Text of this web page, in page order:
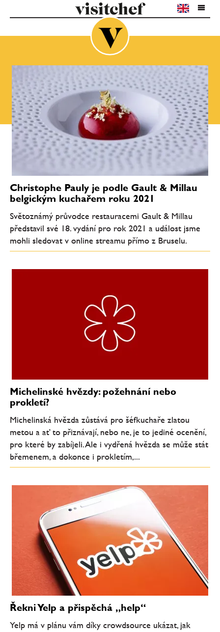
Christophe Pauly je podle Gault & Millau
belgickým kuchařem roku 2021
Světoznámý průvodce restauracemi Gault & Millau
představil své 18. vydání pro rok 2021 a událost jsme
mohli sledovat v online streamu přímo z Bruselu.
Michelinské hvězdy: požehnání nebo
prokletí?
Michelinská hvězda zůstává pro šéfkuchaře zlatou
metou a ať to přiznávají, nebo ne, je to jediné ocenění,
pro které by zabíjeli. Ale i vydřená hvězda se může stát
břemenem, a dokonce i prokletím,...
Řekni Yelp a přispěchá „help“
Yelp má v plánu vám díky crowdsource ukázat, jak